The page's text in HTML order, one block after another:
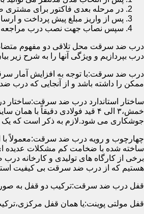
در مرحله بعدی فاکتور برای مشتری
پس از واریز مبلغ پیش پرداخت و
سپس نصاب جهت نصب درب مراجعه
درب ضد سرقت محل تلاقی دو مفهوم
درب بپردازیم و ویژگی آنها را به شرح زیر
درب ضد سرقت:با توجه به افزایش آمار
ممکن را داشته باشد و از آنجایی که
ساختار استاندارد درب ضد سرقت:ساختار
جوشکاری می شود.لازم به ذکر است که یک
ساخته شده با ضخامت کم مشکلات عدیده
برخی از کارگاه های تولیدی و کارخانه
هستیم که از درب ضد سرقت بی کیفیت
قفل درب ضد سرقت:ترکیب دو قفل به صورت مجزا که
قفل مولتی پوینت:یا همان قفل مرکزی،ترکیب ۳ تا ۵ قفل مجزا بوده که توسط یک میله یا اهرم به صورت یک پارچه عمل می کنند،قفل های مولتی پوینت وارداتی در ایران معمولاً دارای ۱۴ زبانه